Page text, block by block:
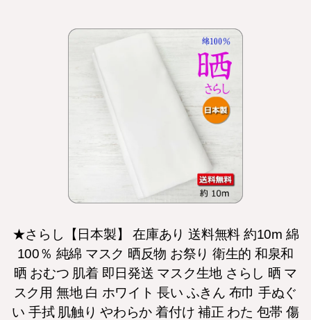
★さらし【日本製】 在庫あり 送料無料 約10m 綿
100％ 純綿 マスク 晒反物 お祭り 衛生的 和泉和
晒 おむつ 肌着 即日発送 マスク生地 さらし 晒 マ
スク用 無地 白 ホワイト 長い ふきん 布巾 手ぬぐ
い 手拭 肌触り やわらか 着付け 補正 わた 包帯 傷